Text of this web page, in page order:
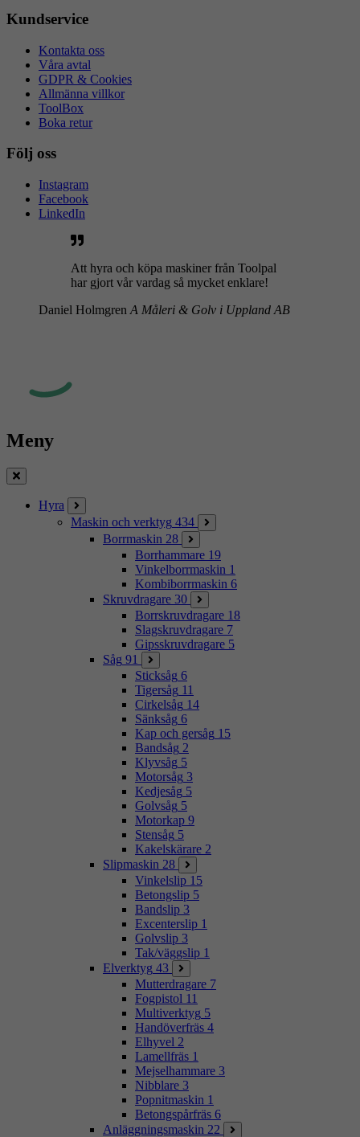
Kundservice
Kontakta oss
Våra avtal
GDPR & Cookies
Allmänna villkor
ToolBox
Boka retur
Följ oss
Instagram
Facebook
LinkedIn
Att hyra och köpa maskiner från Toolpal
har gjort vår vardag så mycket enklare!
Daniel Holmgren A Måleri & Golv i Uppland AB
Meny
Stäng
Hyra
Maskin och verktyg 434
Borrmaskin 28
Borrhammare 19
Vinkelborrmaskin 1
Kombiborrmaskin 6
Skruvdragare 30
Borrskruvdragare 18
Slagskruvdragare 7
Gipsskruvdragare 5
Såg 91
Sticksåg 6
Tigersåg 11
Cirkelsåg 14
Sänksåg 6
Kap och gersåg 15
Bandsåg 2
Klyvsåg 5
Motorsåg 3
Kedjesåg 5
Golvsåg 5
Motorkap 9
Stensåg 5
Kakelskärare 2
Slipmaskin 28
Vinkelslip 15
Betongslip 5
Bandslip 3
Excenterslip 1
Golvslip 3
Tak/väggslip 1
Elverktyg 43
Mutterdragare 7
Fogpistol 11
Multiverktyg 5
Handöverfräs 4
Elhyvel 2
Lamellfräs 1
Mejselhammare 3
Nibblare 3
Popnitmaskin 1
Betongspårfräs 6
Anläggningsmaskin 22